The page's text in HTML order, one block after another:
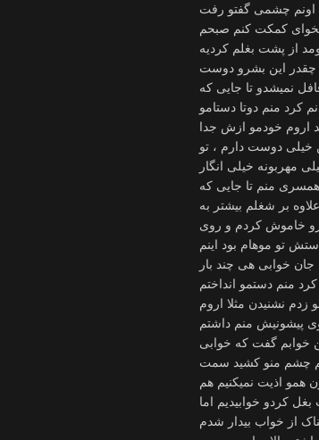
اونم چشمی گفتو رفت
کمکت کنم صبحم
از پشت بغلم کردیه
چقدر این بشرو دوست
نمیشدو تا جایی که
کرد منم دوتا دستامو
اروم خودمو ازش جدا
خیلی دوست دارم ، تو
مهربونه خیلی انگار
منم تا جایی که
بر شغلم بیشتر به
خاموش کردم و روی
تو موهام بود اینم
خوابی هی چند بار
منم دستمو انداختم
نشنیدن مثلا اروم
پیشونیش منم داشتم
خوابم گفت که خوابی
چشم منو کشید سمت
همو اذیت نمیکنیم هم
کردو خوابیدیم اما
از خواب بیدار شدم